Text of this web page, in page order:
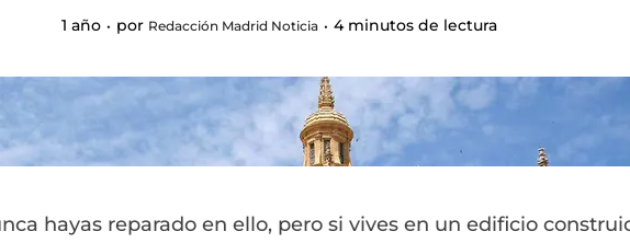
1 año por Redacción Madrid Noticia 4 minutos de lectura
hayas reparado en ello, pero si vives en un edificio